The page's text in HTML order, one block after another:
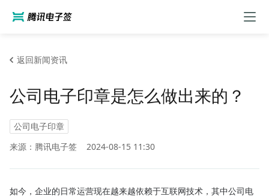
返回新闻资讯
公司电子印章是怎么做出来的？
公司电子印章
来源：腾讯电子签
2024-08-15 11:30
如今，企业的日常运营现在越来越依赖于互联网技术，其中公司电